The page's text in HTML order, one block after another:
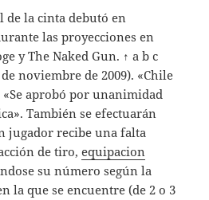
de la cinta debutó en
las proyecciones en
y The Naked Gun. ↑ a b c
noviembre de 2009). «Chile
«Se aprobó por unanimidad
También se efectuarán
jugador recibe una falta
de tiro,equipacion
su número según la
la que se encuentre (de 2 o 3